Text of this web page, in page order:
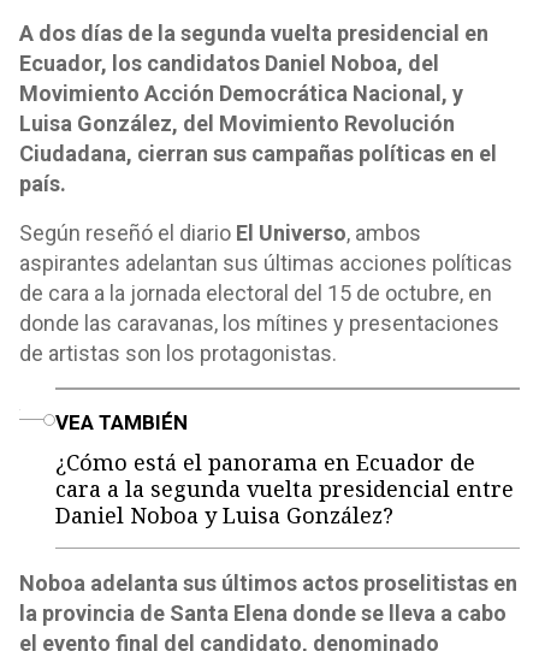
A dos días de la segunda vuelta presidencial en
Ecuador, los candidatos Daniel Noboa, del
Movimiento Acción Democrática Nacional, y
Luisa González, del Movimiento Revolución
Ciudadana, cierran sus campañas políticas en el
país.
Según reseñó el diario El Universo, ambos
aspirantes adelantan sus últimas acciones políticas
de cara a la jornada electoral del 15 de octubre, en
donde las caravanas, los mítines y presentaciones
de artistas son los protagonistas.
VEA TAMBIÉN
¿Cómo está el panorama en Ecuador de
cara a la segunda vuelta presidencial entre
Daniel Noboa y Luisa González?
Noboa adelanta sus últimos actos proselitistas en
la provincia de Santa Elena donde se lleva a cabo
el evento final del candidato, denominado